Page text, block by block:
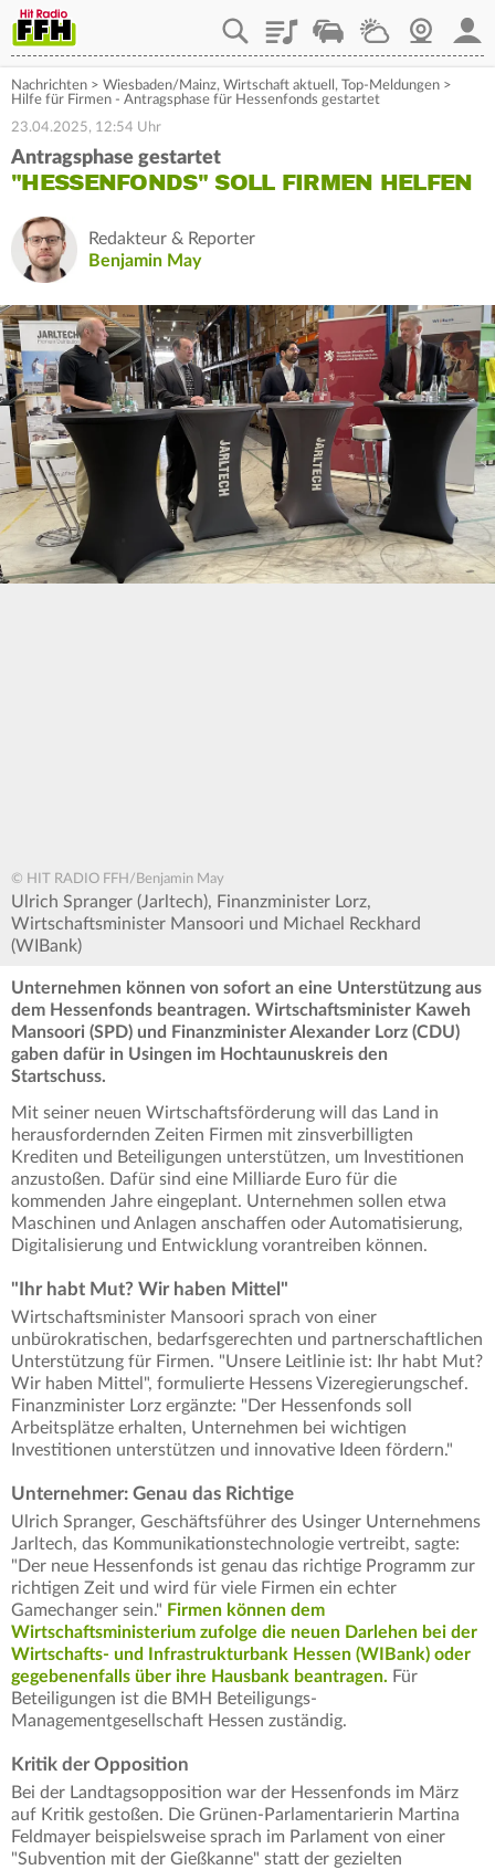
PlaylistStaupilotWetterWebcam
Nachrichten > Wiesbaden/Mainz, Wirtschaft aktuell , Top-Meldungen >
Hilfe für Firmen - Antragsphase für Hessenfonds gestartet
23.04.2025, 12:54 Uhr
Antragsphase gestartet
"HESSENFONDS" SOLL FIRMEN HELFEN
Redakteur & Reporter
Benjamin May
© HIT RADIO FFH/Benjamin May
Ulrich Spranger (Jarltech), Finanzminister Lorz,
Wirtschaftsminister Mansoori und Michael Reckhard
(WIBank)
Unternehmen können von sofort an eine Unterstützung aus
dem Hessenfonds beantragen. Wirtschaftsminister Kaweh
Mansoori (SPD) und Finanzminister Alexander Lorz (CDU)
gaben dafür in Usingen im Hochtaunuskreis den
Startschuss.
Mit seiner neuen Wirtschaftsförderung will das Land in
herausfordernden Zeiten Firmen mit zinsverbilligten
Krediten und Beteiligungen unterstützen, um Investitionen
anzustoßen. Dafür sind eine Milliarde Euro für die
kommenden Jahre eingeplant. Unternehmen sollen etwa
Maschinen und Anlagen anschaffen oder Automatisierung,
Digitalisierung und Entwicklung vorantreiben können.
"Ihr habt Mut? Wir haben Mittel"
Wirtschaftsminister Mansoori sprach von einer
unbürokratischen, bedarfsgerechten und partnerschaftlichen
Unterstützung für Firmen. "Unsere Leitlinie ist: Ihr habt Mut?
Wir haben Mittel", formulierte Hessens Vizeregierungschef.
Finanzminister Lorz ergänzte: "Der Hessenfonds soll
Arbeitsplätze erhalten, Unternehmen bei wichtigen
Investitionen unterstützen und innovative Ideen fördern."
Unternehmer: Genau das Richtige
Ulrich Spranger, Geschäftsführer des Usinger Unternehmens
Jarltech, das Kommunikationstechnologie vertreibt, sagte:
"Der neue Hessenfonds ist genau das richtige Programm zur
richtigen Zeit und wird für viele Firmen ein echter
Gamechanger sein." Firmen können dem
Wirtschaftsministerium zufolge die neuen Darlehen bei der
Wirtschafts- und Infrastrukturbank Hessen (WIBank) oder
gegebenenfalls über ihre Hausbank beantragen. Für
Beteiligungen ist die BMH Beteiligungs-
Managementgesellschaft Hessen zuständig.
Kritik der Opposition
Bei der Landtagsopposition war der Hessenfonds im März
auf Kritik gestoßen. Die Grünen-Parlamentarierin Martina
Feldmayer beispielsweise sprach im Parlament von einer
"Subvention mit der Gießkanne" statt der gezielten